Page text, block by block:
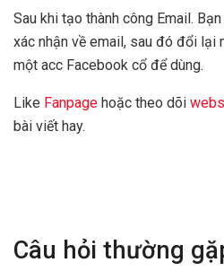
Sau khi tạo thành công Email.
xác nhận về email, sau đó đổi lại
một acc Facebook cổ để dùng.
Like Fanpage hoặc theo dõi
bài viết hay.
Câu hỏi thường